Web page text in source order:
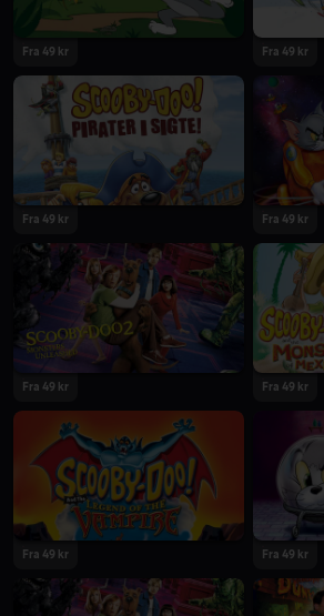
Fra 49 kr Fra 49 kr
Fra 49 kr Fra 49 kr
Fra 49 kr Fra 49 kr
Fra 49 kr Fra 49 kr